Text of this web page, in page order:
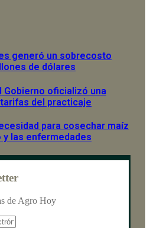
generó un sobrecosto
de dólares
oficializó una
del practicaje
para cosechar maíz
las enfermedades
de Agro Hoy